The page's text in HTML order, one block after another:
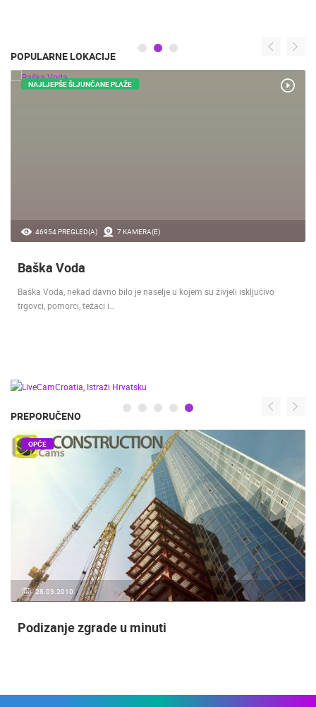
POPULARNE LOKACIJE
46954 PREGLED(A) 7 KAMERA(E)
NAJLJEPŠE ŠLJUNČANE PLAŽE
Baška Voda
Baška Voda, nekad davno bilo je naselje u kojem su živjeli isključivo
trgovci, pomorci, težaci i…
PREPORUČENO
28.03.2010.
OPĆE
Podizanje zgrade u minuti